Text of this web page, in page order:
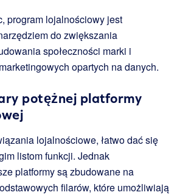
program lojalnościowy jest
do zwiększania
społeczności marki i
opartych na danych.
potężnej platformy
lojalnościowe, łatwo dać się
listom funkcji. Jednak
platformy są zbudowane na
filarów, które umożliwiają